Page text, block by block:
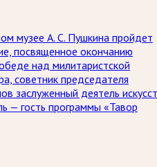
музее А. С. Пушкина пройдет
посвященное окончанию
над милитаристской
советник председателя
заслуженный деятель
— гость программы «Тавор